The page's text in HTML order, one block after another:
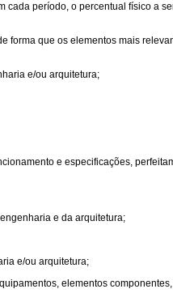
cada período, o percentual físico a
forma que os elementos mais
e/ou arquitetura;
e especificações,
e da arquitetura;
e/ou arquitetura;
elementos